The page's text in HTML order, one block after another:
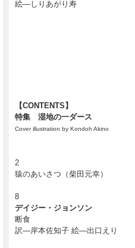
絵―しりあがり寿
【CONTENTS】
特集 湿地の一ダース
Cover illustration by Kondoh Akino
2
猿のあいさつ（柴田元幸）
8
デイジー・ジョンソン
断食
訳―岸本佐知子 絵―出口えり